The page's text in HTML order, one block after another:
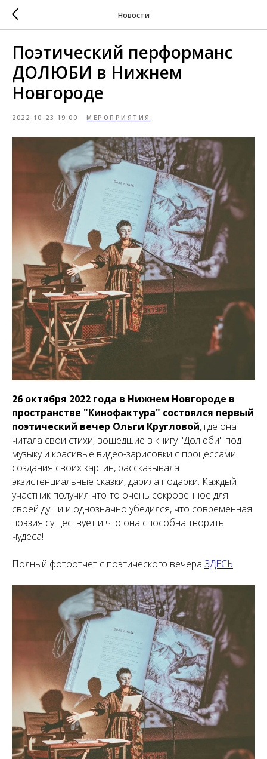
Новости
Поэтический перформанс
ДОЛЮБИ в Нижнем
Новгороде
2022-10-23 19:00 МЕРОПРИЯТИЯ
26 октября 2022 года в Нижнем Новгороде в
пространстве "Кинофактура" состоялся первый
поэтический вечер Ольги Кругловой, где она
читала свои стихи, вошедшие в книгу "Долюби" под
музыку и красивые видео-зарисовки с процессами
создания своих картин, рассказывала
экзистенциальные сказки, дарила подарки. Каждый
участник получил что-то очень сокровенное для
своей души и однозначно убедился, что современная
поэзия существует и что она способна творить
чудеса!
Полный фотоотчет с поэтического вечера ЗДЕСЬ